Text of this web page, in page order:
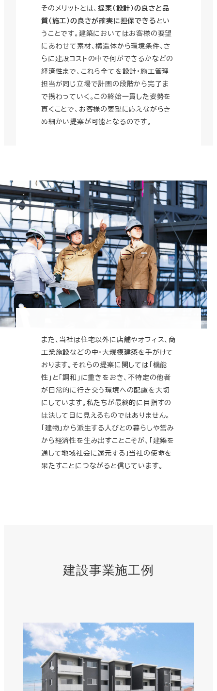
そのメリットとは、提案（設計）の良さと品
質（施工）の良さが確実に担保できるとい
うことです。建築においてはお客様の要望
にあわせて素材、構造体から環境条件、さ
らに建設コストの中で何ができるかなどの
経済性まで、これら全てを設計・施工管理
担当が同じ立場で計画の段階から完了ま
で携わっていく。この終始一貫した姿勢を
貫くことで、お客様の要望に応えながらき
め細かい提案が可能となるのです。
また、当社は住宅以外に店舗やオフィス、商
工業施設などの中・大規模建築を手がけて
おります。それらの提案に関しては「機能
性」と「調和」に重きをおき、不特定の他者
が日常的に行き交う環境への配慮を大切
にしています。私たちが最終的に目指すの
は決して目に見えるものではありません。
「建物」から派生する人びとの暮らしや営み
から経済性を生み出すことこそが、「建築を
通して地域社会に還元する」当社の使命を
果たすことにつながると信じています。
建設事業施工例